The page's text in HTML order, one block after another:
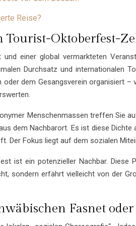
Reise?
Tourist-Oktoberfest-
einer global vermarkteten
Durchsatz und internationalen
oder dem Gesangsverein
Menschenmassen treffen Sie
dem Nachbarort. Es ist diese
Der Fokus liegt auf dem sozialen
ist ein potenzieller Nachbar.
sondern erfährt vielleicht von der
Fasnet